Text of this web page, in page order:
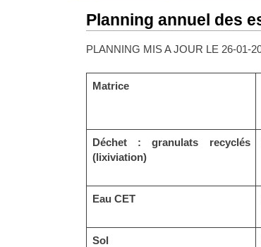
Planning annuel des
PLANNING MIS A JOUR LE 26-01-
Matrice
Déchet : granulats recyclés
(lixiviation)
Eau CET
Sol